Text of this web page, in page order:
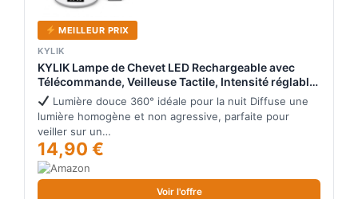
MEILLEUR PRIX
KYLIK
KYLIK Lampe de Chevet LED Rechargeable avec
Télécommande, Veilleuse Tactile, Intensité réglable,
Horloge Digitale, Minuterie 10/30 min, 3
Températures de Couleur, Lampe de Nuit USB-C
pour Chambre
Lumière douce 360° idéale pour la nuit Diffuse une
lumière homogène et non agressive, parfaite pour
veiller sur un…
14,90 €
Voir l'offre